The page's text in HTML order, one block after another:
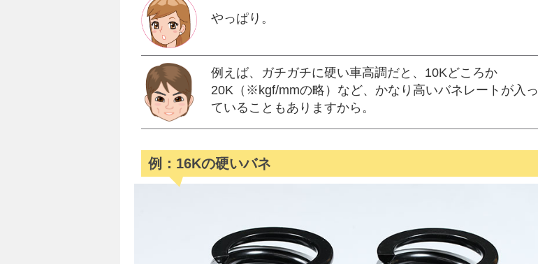
やっぱり。
例えば、ガチガチに硬い車高調だと、10Kどころか
20K（※kgf/mmの略）など、かなり高いバネレートが入っ
ていることもありますから。
例：16Kの硬いバネ